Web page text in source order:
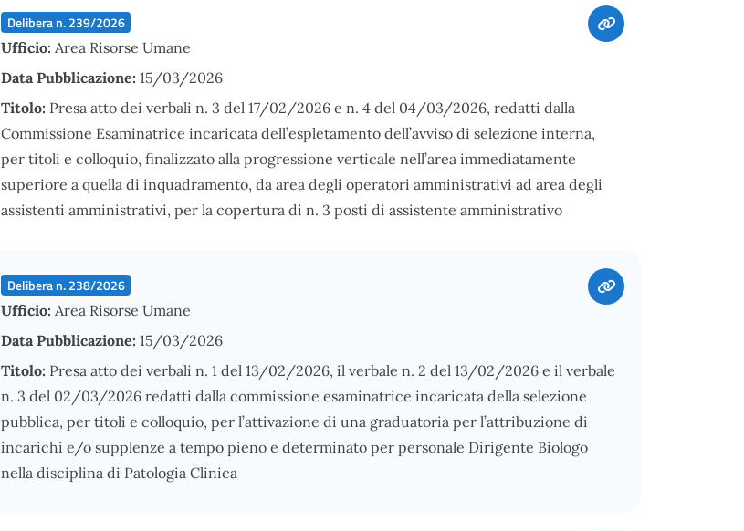
Delibera n. 239/2026
Ufficio: Area Risorse Umane
Data Pubblicazione: 15/03/2026
Titolo: Presa atto dei verbali n. 3 del 17/02/2026 e n. 4 del 04/03/2026, redatti dalla
Commissione Esaminatrice incaricata dell’espletamento dell’avviso di selezione interna,
per titoli e colloquio, finalizzato alla progressione verticale nell’area immediatamente
superiore a quella di inquadramento, da area degli operatori amministrativi ad area degli
assistenti amministrativi, per la copertura di n. 3 posti di assistente amministrativo
Delibera n. 238/2026
Ufficio: Area Risorse Umane
Data Pubblicazione: 15/03/2026
Titolo: Presa atto dei verbali n. 1 del 13/02/2026, il verbale n. 2 del 13/02/2026 e il verbale
n. 3 del 02/03/2026 redatti dalla commissione esaminatrice incaricata della selezione
pubblica, per titoli e colloquio, per l’attivazione di una graduatoria per l’attribuzione di
incarichi e/o supplenze a tempo pieno e determinato per personale Dirigente Biologo
nella disciplina di Patologia Clinica